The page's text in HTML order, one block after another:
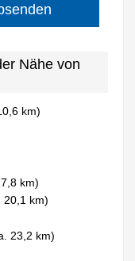
Nähe von
km)
km)
20,1 km)
23,2 km)